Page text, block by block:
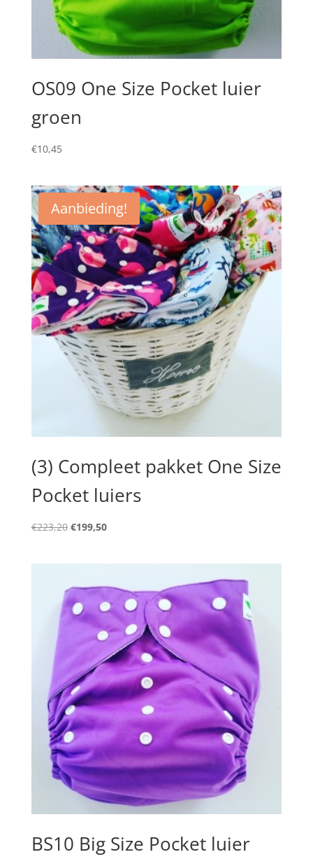
OS09 One Size Pocket luier
groen
€10,45
Aanbieding!
(3) Compleet pakket One Size
Pocket luiers
€223,20 Oorspronkelijke
€199,50Huidige
BS10 Big Size Pocket luier